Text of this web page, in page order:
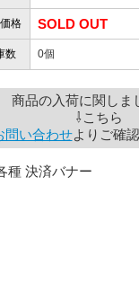
けとなります。
ますので、ご了承
セルは受け付けかね
心感がありまし
来そうだった」
格 SOLD OUT
数 0個
商品の入荷に関しま
⇩こちら
問い合わせよりご確